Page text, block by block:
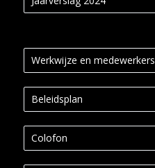
Werkwijze en medewerkers
Beleidsplan
Colofon